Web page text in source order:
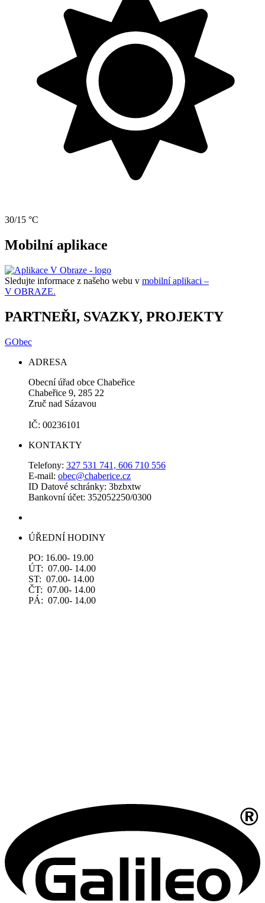
30/15 °C
Mobilní aplikace
Sledujte informace z našeho webu v mobilní aplikaci –
V OBRAZE.
PARTNEŘI, SVAZKY, PROJEKTY
GObec
ADRESA
Obecní úřad obce Chabeřice
Chabeřice 9, 285 22
Zruč nad Sázavou
IČ: 00236101
KONTAKTY
Telefony: 327 531 741, 606 710 556
E-mail: obec@chaberice.cz
ID Datové schránky: 3bzbxtw
Bankovní účet: 352052250/0300
ÚŘEDNÍ HODINY
PO: 16.00- 19.00
ÚT: 07.00- 14.00
ST: 07.00- 14.00
ČT: 07.00- 14.00
PÁ: 07.00- 14.00